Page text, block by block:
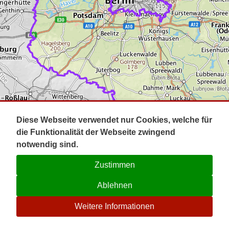
Impressum
Kontakt
☉
Diese Webseite verwendet nur Cookies, welche für
die Funktionalität der Webseite zwingend
notwendig sind.
Zustimmen
Ablehnen
Weitere Informationen